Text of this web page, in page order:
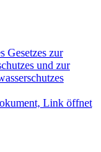
Gesetzes zur
und zur
Link öffnet